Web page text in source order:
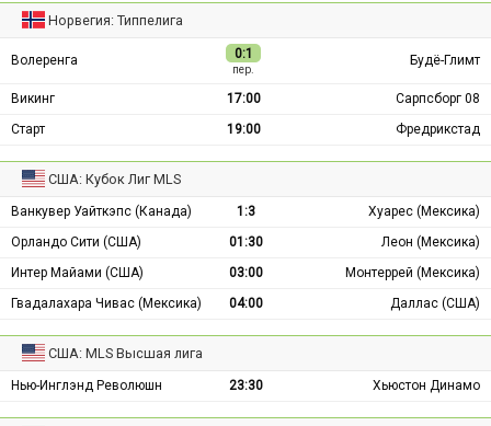
Норвегия: Типпелига
Волеренга 0:1
пер.
Будё-Глимт
Викинг 17:00
Сарпсборг 08
Старт
19:00 Фредрикстад
США: Кубок Лиг MLS
Ванкувер Уайткэпс (Канада) 1:3
Хуарес (Мексика)
Орландо Сити (США)
01:30
Леон (Мексика)
Интер Майами (США)
03:00
Монтеррей (Мексика)
Гвадалахара Чивас (Мексика)
04:00 Даллас (США)
США: MLS Высшая лига
Нью-Инглэнд Революшн 23:30 Хьюстон Динамо